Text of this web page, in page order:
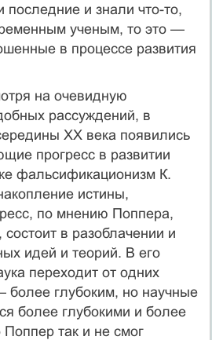
и зна­ли что-то,
ученым, то это —
в процессе развития
на очевидную
рас­суждений, в
XX века появились
прогресс в развитии
фальсификационизм К.
истины,
по мне­нию Поппера,
в разоблачении и
идей и теорий. В его
переходит от одних
более глубоким, но научные
более глубокими и более
так и не смог